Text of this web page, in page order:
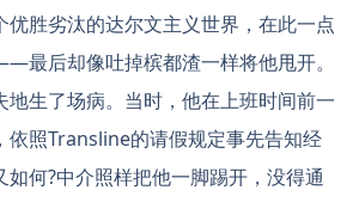
胜劣汰的达尔文主义世界，在此一点
最后却像吐掉槟都渣一样将他甩开。
地生了场病。当时，他在上班时间前一
依照Transline的请假规定事先告知经
何?中介照样把他一脚踢开，没得通